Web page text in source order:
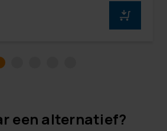
een alternatief?